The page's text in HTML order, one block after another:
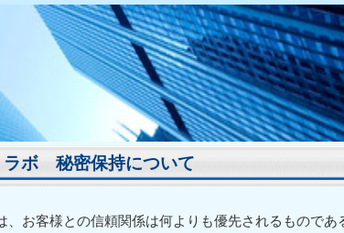
ラボ 秘密保持について
お客様との信頼関係は何よりも優先されるものであ